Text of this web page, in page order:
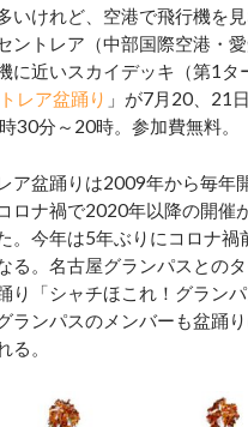
いけれど、空港で飛行機を
ントレア（中部国際空港・
に近いスカイデッキ（第1タ
レア盆踊り 」が7月20、21
30分～20時。参加費無料。
ア盆踊りは2009年から毎年
ロナ禍で2020年以降の開催
。今年は5年ぶりにコロナ禍
る。名古屋グランパスとのタ
り「シャチほこれ！グラン
ランパスのメンバーも盆踊
る。